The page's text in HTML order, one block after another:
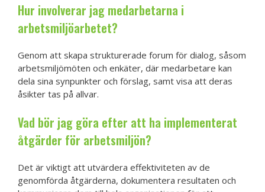
Hur involverar jag medarbetarna i
arbetsmiljöarbetet?
Genom att skapa strukturerade forum för dialog, såsom
arbetsmiljömöten och enkäter, där medarbetare kan
dela sina synpunkter och förslag, samt visa att deras
åsikter tas på allvar.
Vad bör jag göra efter att ha implementerat
åtgärder för arbetsmiljön?
Det är viktigt att utvärdera effektiviteten av de
genomförda åtgärderna, dokumentera resultaten och